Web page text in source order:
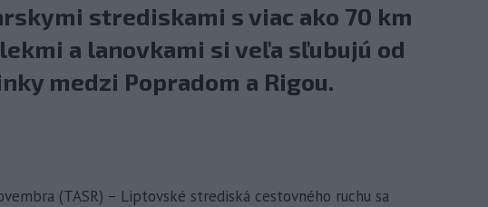
strediskami s viac ako 70 km
a lanovkami si veľa sľubujú od
medzi Popradom a Rigou.
(TASR) – Liptovské strediská cestovného ruchu sa